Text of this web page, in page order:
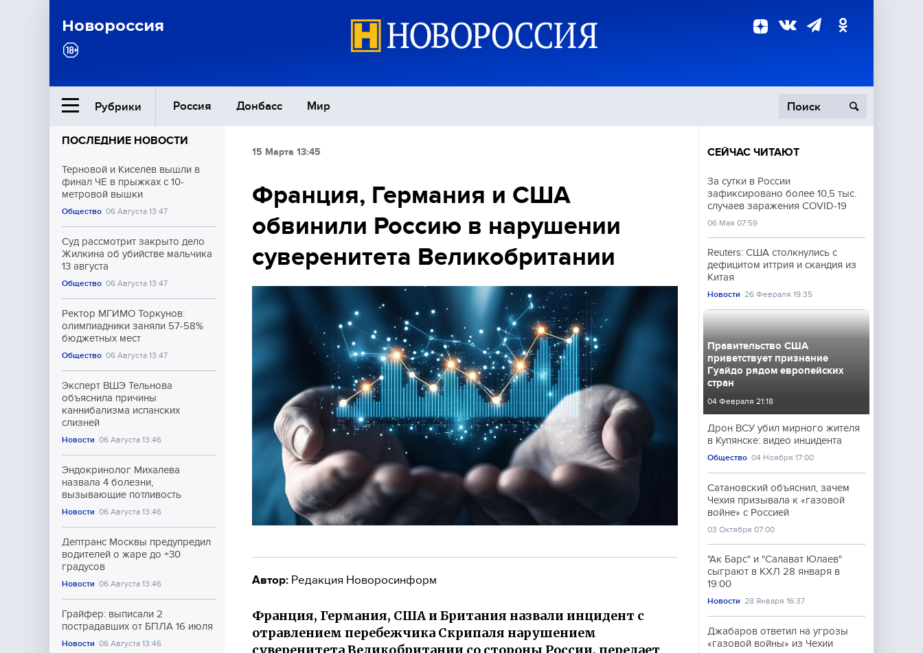
Новороссия
Рубрики Россия Донбасс Мир
Ближний Восток
Общество
Экономика
Происшествия
Культура
ПОСЛЕДНИЕ НОВОСТИ
Терновой и Киселёв вышли в
финал ЧЕ в прыжках с 10-
метровой вышки
Общество 06 Августа 13:47
Суд рассмотрит закрыто дело
Жилкина об убийстве мальчика
13 августа
Общество 06 Августа 13:47
Ректор МГИМО Торкунов:
олимпиадники заняли 57-58%
бюджетных мест
Общество 06 Августа 13:47
Эксперт ВШЭ Тельнова
объяснила причины
каннибализма испанских
слизней
Новости 06 Августа 13:46
Эндокринолог Михалева
назвала 4 болезни,
вызывающие потливость
Новости 06 Августа 13:46
Дептранс Москвы предупредил
водителей о жаре до +30
градусов
Новости 06 Августа 13:46
Грайфер: выписали 2
пострадавших от БПЛА 16 июля
Новости 06 Августа 13:46
15 Марта 13:45
Франция, Германия и США
обвинили Россию в нарушении
суверенитета Великобритании
Автор: Редакция Новоросинформ
Франция, Германия, США и Британия назвали инцидент с
отравлением перебежчика Скрипаля нарушением
суверенитета Великобритании со стороны России, передает
СЕЙЧАС ЧИТАЮТ
За сутки в России
зафиксировано более 10,5 тыс.
случаев заражения COVID-19
06 Мая 07:59
Reuters: США столкнулись с
дефицитом иттрия и скандия из
Китая
Новости 26 Февраля 19:35
Правительство США
приветствует признание
Гуайдо рядом европейских
стран
04 Февраля 21:18
Дрон ВСУ убил мирного жителя
в Купянске: видео инцидента
Общество 04 Ноября 17:00
Сатановский объяснил, зачем
Чехия призывала к «газовой
войне» с Россией
03 Октября 07:00
"Ак Барс" и "Салават Юлаев"
сыграют в КХЛ 28 января в
19:00
Новости 28 Января 16:37
Джабаров ответил на угрозы
«газовой войны» из Чехии